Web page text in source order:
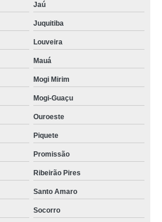
Jaú
Juquitiba
Louveira
Mauá
Mogi Mirim
Mogi-Guaçu
Ouroeste
Piquete
Promissão
Ribeirão Pires
Santo Amaro
Socorro